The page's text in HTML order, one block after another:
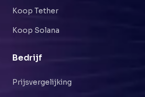
Koop Tether
Koop Solana
Bedrijf
Prijsvergelijking